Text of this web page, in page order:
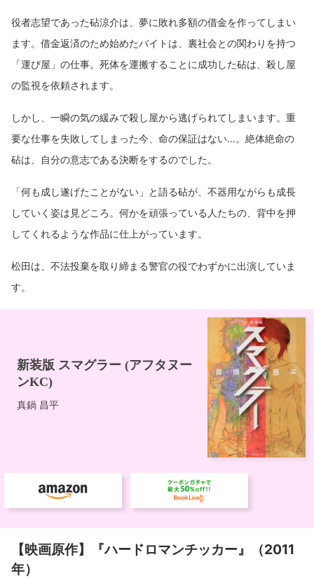
役者志望であった砧涼介は、夢に敗れ多額の借金を作ってしまい
ます。借金返済のため始めたバイトは、裏社会との関わりを持つ
「運び屋」の仕事。死体を運搬することに成功した砧は、殺し屋
の監視を依頼されます。
しかし、一瞬の気の緩みで殺し屋から逃げられてしまいます。重
要な仕事を失敗してしまった今、命の保証はない…。絶体絶命の
砧は、自分の意志である決断をするのでした。
「何も成し遂げたことがない」と語る砧が、不器用ながらも成長
していく姿は見どころ。何かを頑張っている人たちの、背中を押
してくれるような作品に仕上がっています。
松田は、不法投棄を取り締まる警官の役でわずかに出演していま
す。
【映画原作】『ハードロマンチッカー』（2011
年）